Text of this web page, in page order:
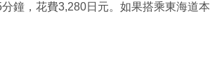
鐘，花費3,280日元。如果搭乘東海道本